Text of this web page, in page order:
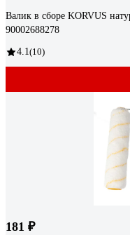
Валик в сборе KORVUS
90002688278
4.1(10)
181 ₽